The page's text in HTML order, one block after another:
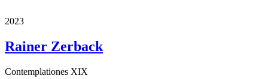
2023
Rainer Zerback
Contemplationes XIX